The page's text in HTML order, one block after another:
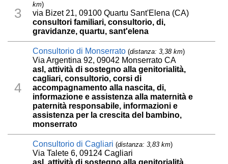
3
km)
via Bizet 21, 09100 Quartu Sant'Elena (CA)
consultori familiari, consultorio, di,
gravidanze, quartu, sant'elena
4
Consultorio di Monserrato (distanza: 3,38 km)
Via Argentina 92, 09042 Monserrato CA
asl, attività di sostegno alla genitorialità,
cagliari, consultorio, corsi di
accompagnamento alla nascita, di,
informazione e assistenza alla maternità e
paternità responsabile, informazioni e
assistenza per la crescita del bambino,
monserrato
Consultorio di Cagliari (distanza: 3,83 km)
Via Talete 6, 09124 Cagliari
asl, attività di sostegno alla genitorialità,